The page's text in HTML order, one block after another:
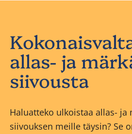
allas- ja
siivousta
Haluatteko ulkoistaa allas- ja
siivouksen meille täysin? Se